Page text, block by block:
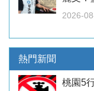
2026-
熱門新聞
桃園5